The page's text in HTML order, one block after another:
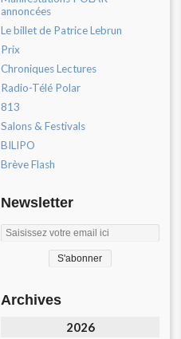
annoncées
Le billet de Patrice Lebrun
Prix
Chroniques Lectures
Radio-Télé Polar
813
Salons & Festivals
BILIPO
Brève Flash
Newsletter
Archives
2026